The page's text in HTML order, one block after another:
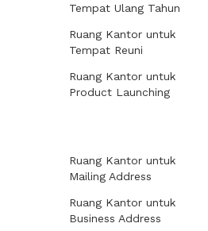
Tempat Ulang Tahun
Ruang Kantor untuk
Tempat Reuni
Ruang Kantor untuk
Product Launching
Ruang Kantor untuk
Mailing Address
Ruang Kantor untuk
Business Address